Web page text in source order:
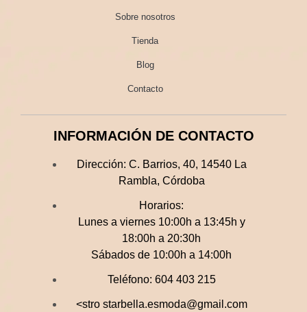
Sobre nosotros
Tienda
Blog
Contacto
INFORMACIÓN DE CONTACTO
Dirección: C. Barrios, 40, 14540 La
Rambla, Córdoba
Horarios:
Lunes a viernes 10:00h a 13:45h y
18:00h a 20:30h
Sábados de 10:00h a 14:00h
Teléfono: 604 403 215
<stro starbella.esmoda@gmail.com